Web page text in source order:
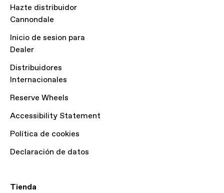
Hazte distribuidor
Cannondale
Inicio de sesion para
Dealer
Distribuidores
Internacionales
Reserve Wheels
Accessibility Statement
Política de cookies
Declaración de datos
Tienda